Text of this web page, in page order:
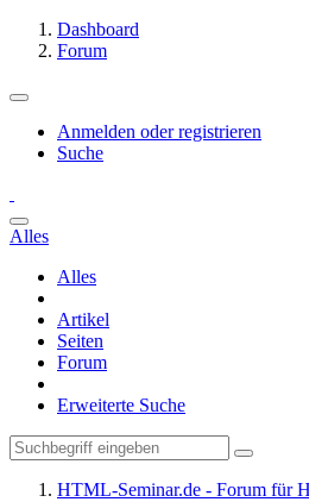
Dashboard
Forum
Anmelden oder registrieren
Suche
Alles
Alles
Artikel
Seiten
Forum
Erweiterte Suche
HTML-Seminar.de - Forum für